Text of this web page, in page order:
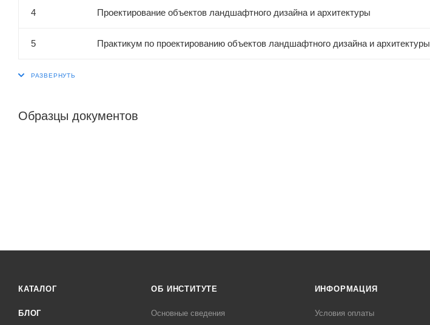
4 Проектирование объектов ландшафтного дизайна и архитектуры
5 Практикум по проектированию объектов ландшафтного дизайна и архитектуры
Образцы документов
КАТАЛОГ
БЛОГ
ОБ ИНСТИТУТЕ
Основные сведения
ИНФОРМАЦИЯ
Условия оплаты